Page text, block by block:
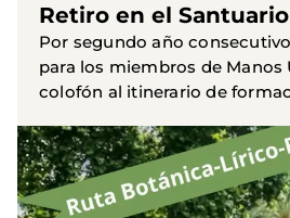
Retiro en el
Por segundo año
para los miembros de Manos
colofón al itinerario de
Santuario de...